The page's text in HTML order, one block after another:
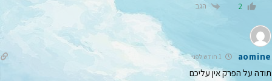
2 הגב
aomine
תודה על הפרק אין עליכם